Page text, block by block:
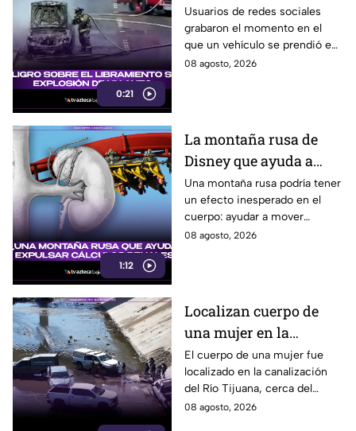
0:21
ocasiona fuerte tráfico
en Tijuana este sábado;
cerca de 5 y 10
Usuarios de redes sociales
grabaron el momento en el
que un vehículo se prendió en
llamas sobre el Libramiento, lo
08 agosto, 2026
1:12
La montaña rusa de
Disney que ayuda a
expulsar cálculos
renales, según estudio
Una montaña rusa podría tener
un efecto inesperado en el
cuerpo: ayudar a mover
pequeños cálculos renales
08 agosto, 2026
Localizan cuerpo de
una mujer en la
canalización del Río
Tijuana; presentaba
quemaduras
El cuerpo de una mujer fue
localizado en la canalización
del Río Tijuana, cerca del
cruce fronterizo, durante la
08 agosto, 2026